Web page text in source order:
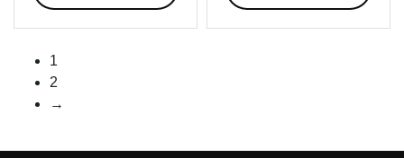
$133.000
hasta
hasta
1
2
→